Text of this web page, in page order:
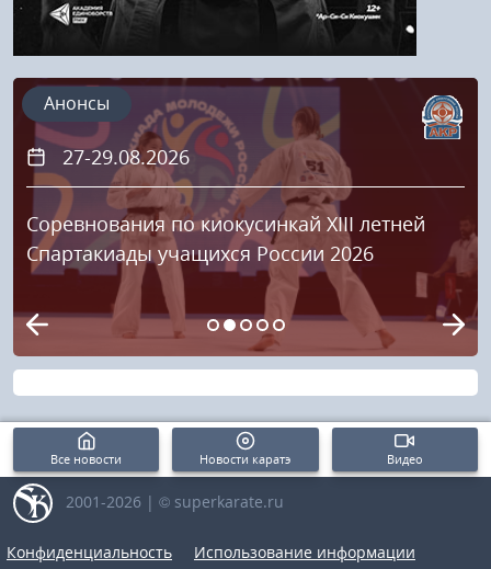
27-29.08.2026
Соревнования по киокусинкай XIII летней
Спартакиады учащихся России 2026
Анонсы
Все новости Новости каратэ Видео
2001-2026 | © superkarate.ru
Конфиденциальность Использование информации